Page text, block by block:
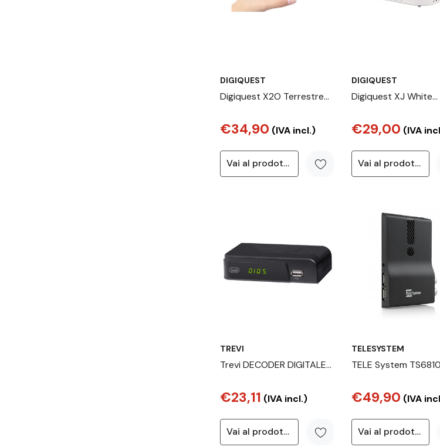
DIGIQUEST
Digiquest X2O Terrestre
€34,90 (IVA incl.)
Vai al prodotto
DIGIQUEST
Digiquest XJ White
€29,00 (IVA
Vai al prodotto
TREVI
Trevi DECODER DIGITALE
HEVC 10 BIT HE 3365 T2
€23,11 (IVA incl.)
Vai al prodotto
TELESYSTEM
TELE System
€49,90 (IVA
Vai al prodotto